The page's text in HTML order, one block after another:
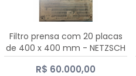
Filtro prensa com 20 placas
de 400 x 400 mm - NETZSCH
R$ 60.000,00